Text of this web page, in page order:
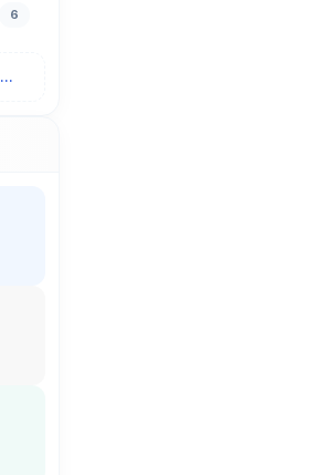
6
Lihat semua 25 kategori